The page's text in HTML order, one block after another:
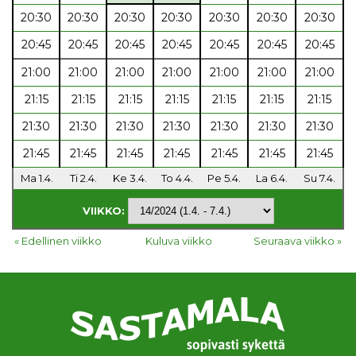
20:30
20:30 20:30 20:30 20:30 20:30
20:30
20:45
20:45 20:45 20:45 20:45 20:45
20:45
21:00
21:00 21:00 21:00 21:00 21:00
21:00
21:15
21:15 21:15 21:15 21:15 21:15
21:15
21:30
21:30 21:30 21:30 21:30 21:30
21:30
21:45
21:45 21:45 21:45 21:45 21:45 21:45
Ma 1.4. Ti 2.4. Ke 3.4. To 4.4. Pe 5.4. La 6.4. Su 7.4.
VIIKKO:
« Edellinen viikko Kuluva viikko Seuraava viikko »